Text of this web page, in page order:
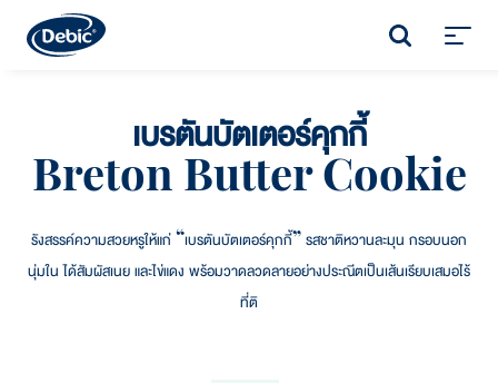
main
SEARCH
เบรตันบัตเตอร์คุกกี้
Breton Butter Cookie
รังสรรค์ความสวยหรูให้แก่ “เบรตันบัตเตอร์คุกกี้” รสชาติหวานละมุน กรอบนอก
นุ่มใน ได้สัมผัสเนย และไข่แดง พร้อมวาดลวดลายอย่างประณีตเป็นเส้นเรียบเสมอไร้
ที่ติ